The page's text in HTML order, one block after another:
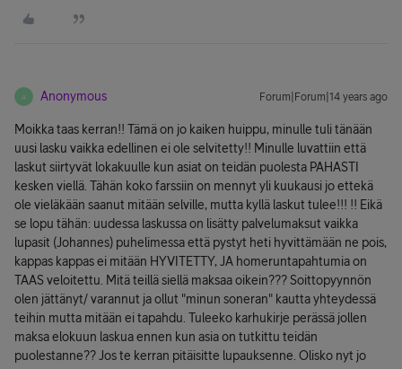
A Anonymous Forum|Forum|14 years ago
Moikka taas kerran!! Tämä on jo kaiken huippu, minulle tuli tänään
uusi lasku vaikka edellinen ei ole selvitetty!! Minulle luvattiin että
laskut siirtyvät lokakuulle kun asiat on teidän puolesta PAHASTI
kesken viellä. Tähän koko farssiin on mennyt yli kuukausi jo ettekä
ole vieläkään saanut mitään selville, mutta kyllä laskut tulee!!! !! Eikä
se lopu tähän: uudessa laskussa on lisätty palvelumaksut vaikka
lupasit (Johannes) puhelimessa että pystyt heti hyvittämään ne pois,
kappas kappas ei mitään HYVITETTY, JA homeruntapahtumia on
TAAS veloitettu. Mitä teillä siellä maksaa oikein??? Soittopyynnön
olen jättänyt/ varannut ja ollut "minun soneran" kautta yhteydessä
teihin mutta mitään ei tapahdu. Tuleeko karhukirje perässä jollen
maksa elokuun laskua ennen kun asia on tutkittu teidän
puolestanne?? Jos te kerran pitäisitte lupauksenne. Olisko nyt jo